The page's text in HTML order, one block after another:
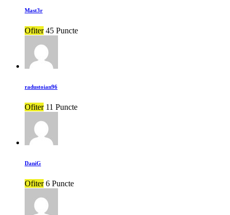
Mast3r
Ofiter 45 Puncte
radustoian96
Ofiter 11 Puncte
DaniG
Ofiter 6 Puncte